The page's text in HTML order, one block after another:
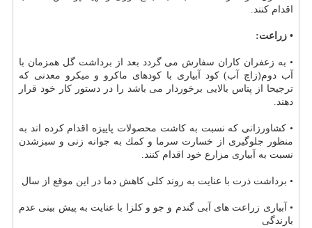
اقدام كنند.
• زراعت:
• به زعفران كاران سفارش می گردد بعد از برداشت گل همزمان با
آب دوم(زاچ آب) كود آبیاری با كودهای ماكرو و میكرو معدنی كه
ترجیحا از پتاس بالایی برخوردار می باشد را در دستور كار خود قرار
دهند.
• كشاورزانی كه نسبت به كاشت محصولات پاییزه اقدام كرده اند به
منظور جلوگیری از خسارت سرما و كمك به جوانه زنی و سبزشدن
نسبت به آبیاری مزارع خود اقدام كنند.
• برداشت ذرت با عنایت به روند كلی كاهش دما در این موقع از سال
• آبیاری زراعت های آبی گندم و جو و كلزا با عنایت به پیش بینی عدم
بارندگی